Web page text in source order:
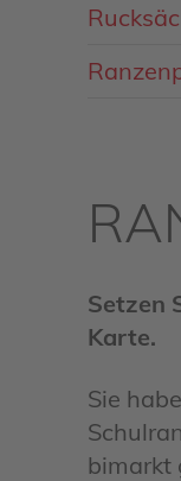
Setzen
Karte.
Sie
bimarkt